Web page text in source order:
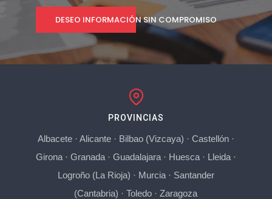
DESEO INFORMACIÓN SIN COMPROMISO
PROVINCIAS
Albacete· Alicante· Bilbao (Vizcaya) · Castellón·
Girona· Granada· Guadalajara· Huesca· Lleida·
Logroño (La Rioja) · Murcia· Santander
(Cantabria) ·Toledo ·Zaragoza